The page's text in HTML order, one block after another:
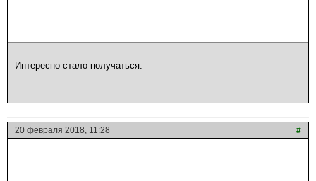
Интересно стало получаться.
20 февраля 2018, 11:28 #